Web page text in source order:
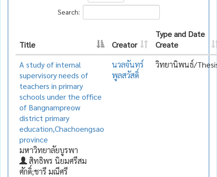
Search:
Title Creator
Type and Date
Create
A study of internal
supervisory needs of
teachers in primary
schools under the office
of Bangnampreow
district primary
education,Chachoengsao
province
มหาวิทยาลัยบูรพา
สิทธิพร นิยมศรีสม
ศักดิ์;ชารี มณีศรี
นวลจันทร์
พูลสวัสดิ์
วิทยานิพนธ์/